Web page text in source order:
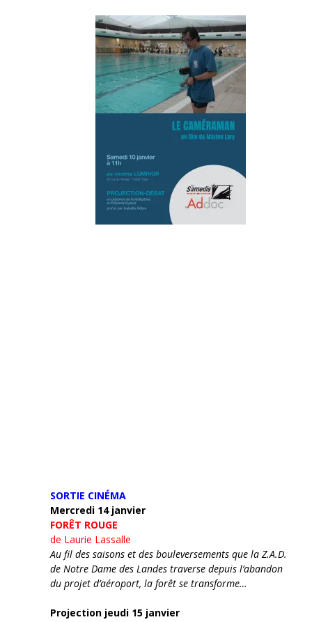
SORTIE CINÉMA
Mercredi 14 janvier
FORÊT ROUGE
de Laurie Lassalle
Au fil des saisons et des bouleversements que la Z.A.D.
de Notre Dame des Landes traverse depuis l’abandon
du projet d’aéroport, la forêt se transforme…
Projection jeudi 15 janvier